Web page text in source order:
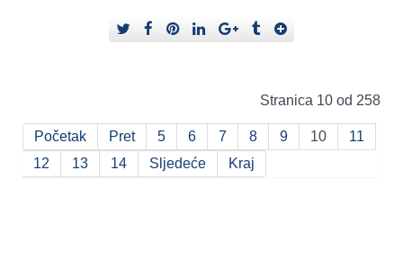
Stranica 10 od 258
Početak Pret 5 6 7 8 9 10
11
12
13 14 Sljedeće Kraj